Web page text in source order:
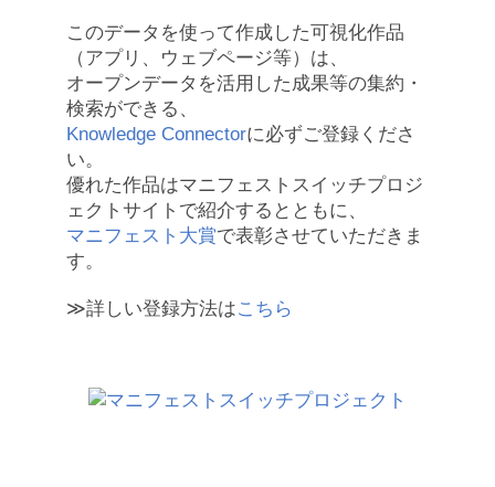
このデータを使って作成した可視化作品
（アプリ、ウェブページ等）は、
オープンデータを活用した成果等の集約・
検索ができる、
Knowledge Connectorに必ずご登録くださ
い。
優れた作品はマニフェストスイッチプロジ
ェクトサイトで紹介するとともに、
マニフェスト大賞で表彰させていただきま
す。
≫詳しい登録方法はこちら